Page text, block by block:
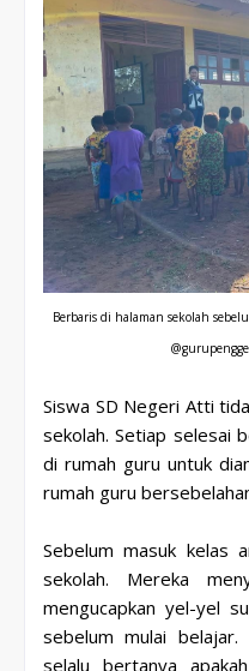
Berbaris di halaman sekolah
Siswa SD Negeri Atti
sekolah. Setiap selesai
di rumah guru untuk
rumah guru
Sebelum masuk kelas
sekolah. Mereka
mengucapkan yel-yel
sebelum mulai
selalu bertanya